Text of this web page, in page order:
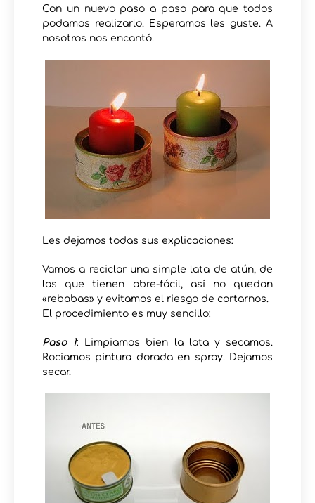
Con un nuevo paso a paso para que todos
podamos realizarlo. Esperamos les guste. A
nosotros nos encantó.
Les dejamos todas sus explicaciones:
Vamos a reciclar una simple lata de atún, de
las que tienen abre-fácil, así no quedan
«rebabas» y evitamos el riesgo de cortarnos.
El procedimiento es muy sencillo:
Paso 1: Limpiamos bien la lata y secamos.
Rociamos pintura dorada en spray. Dejamos
secar.